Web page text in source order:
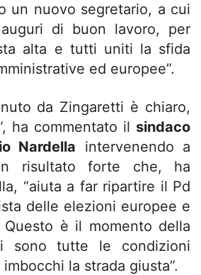
un nuovo segretario, a cui
di buon lavoro, per
alta e tutti uniti la sfida
ed europee”.
da Zingaretti è chiaro,
ha commentato il sindaco
Nardella intervenendo a
risultato forte che, ha
“aiuta a far ripartire il Pd
delle elezioni europee e
è il momento della
sono tutte le condizioni
la strada giusta”.